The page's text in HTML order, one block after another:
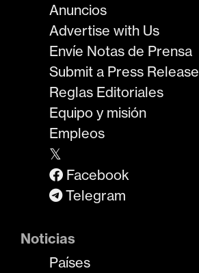
Anuncios
Advertise with Us
Envíe Notas de Prensa
Submit a Press Release
Reglas Editoriales
Equipo y misión
Empleos
𝕏
Facebook
Telegram
Noticias
Países